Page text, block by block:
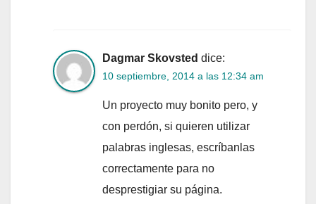
Dagmar Skovsted dice:
10 septiembre, 2014 a las 12:34 am
Un proyecto muy bonito pero, y
con perdón, si quieren utilizar
palabras inglesas, escríbanlas
correctamente para no
desprestigiar su página.